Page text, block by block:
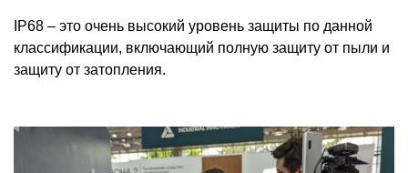
IP68 – это очень высокий уровень защиты по данной
классификации, включающий полную защиту от пыли и
защиту от затопления.